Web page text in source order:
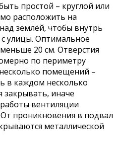
простой – круглой или
расположить на
землёй, чтобы внутрь
улицы. Оптимальное
20 см. Отверстия
по периметру
помещений –
в каждом несколько
закрывать, иначе
вентиляции
проникновения в подвал
металлической